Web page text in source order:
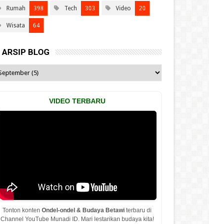
Rumah 398 Tech 303 Video 20
Wisata 64
ARSIP BLOG
VIDEO TERBARU
Tonton kontenOndel-ondel & Budaya Betawi terbaru di
Channel YouTube Munadi ID. Mari lestarikan budaya kita!